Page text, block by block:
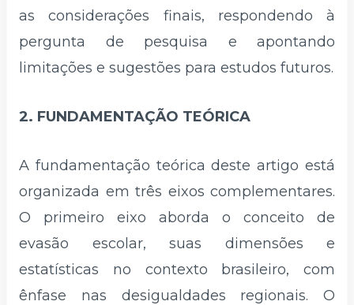
as considerações finais, respondendo à
pergunta de pesquisa e apontando
limitações e sugestões para estudos futuros.
2. FUNDAMENTAÇÃO TEÓRICA
A fundamentação teórica deste artigo está
organizada em três eixos complementares.
O primeiro eixo aborda o conceito de
evasão escolar, suas dimensões e
estatísticas no contexto brasileiro, com
ênfase nas desigualdades regionais. O